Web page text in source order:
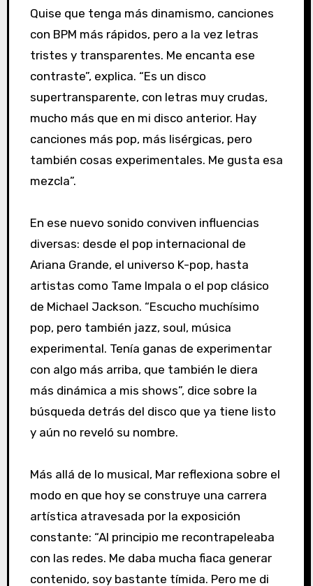
Quise que tenga más dinamismo, canciones
con BPM más rápidos, pero a la vez letras
tristes y transparentes. Me encanta ese
contraste”, explica. “Es un disco
supertransparente, con letras muy crudas,
mucho más que en mi disco anterior. Hay
canciones más pop, más lisérgicas, pero
también cosas experimentales. Me gusta esa
mezcla”.
En ese nuevo sonido conviven influencias
diversas: desde el pop internacional de
Ariana Grande, el universo K-pop, hasta
artistas como Tame Impala o el pop clásico
de Michael Jackson. “Escucho muchísimo
pop, pero también jazz, soul, música
experimental. Tenía ganas de experimentar
con algo más arriba, que también le diera
más dinámica a mis shows”, dice sobre la
búsqueda detrás del disco que ya tiene listo
y aún no reveló su nombre.
Más allá de lo musical, Mar reflexiona sobre el
modo en que hoy se construye una carrera
artística atravesada por la exposición
constante: “Al principio me recontrapeleaba
con las redes. Me daba mucha fiaca generar
contenido, soy bastante tímida. Pero me di